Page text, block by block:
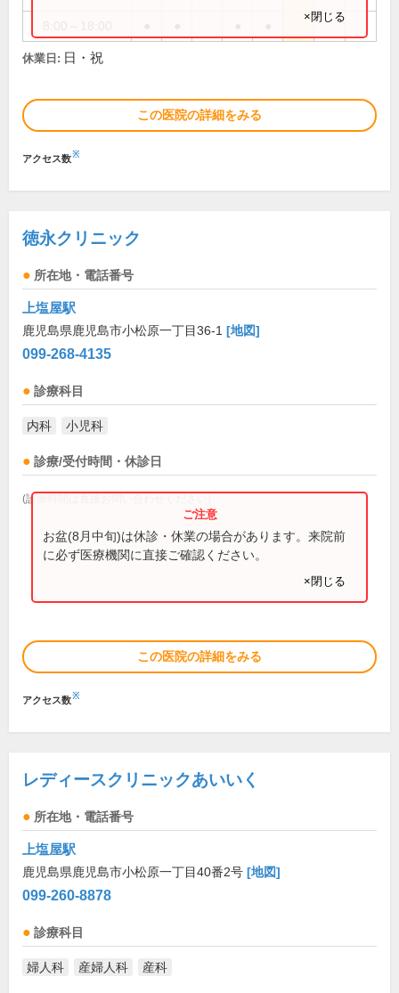
×閉じる
休業日: 日・祝
この医院の詳細をみる
アクセス数※
徳永クリニック
所在地・電話番号
上塩屋駅
鹿児島県鹿児島市小松原一丁目36-1 [地図]
099-268-4135
診療科目
内科 小児科
診療/受付時間・休診日
(診療時間は直接お問い合わせください)
お盆(8月中旬)は休診・休業の場合があります。来院前
に必ず医療機関に直接ご確認ください。
×閉じる
この医院の詳細をみる
アクセス数※
レディースクリニックあいいく
所在地・電話番号
上塩屋駅
鹿児島県鹿児島市小松原一丁目40番2号 [地図]
099-260-8878
診療科目
婦人科 産婦人科 産科